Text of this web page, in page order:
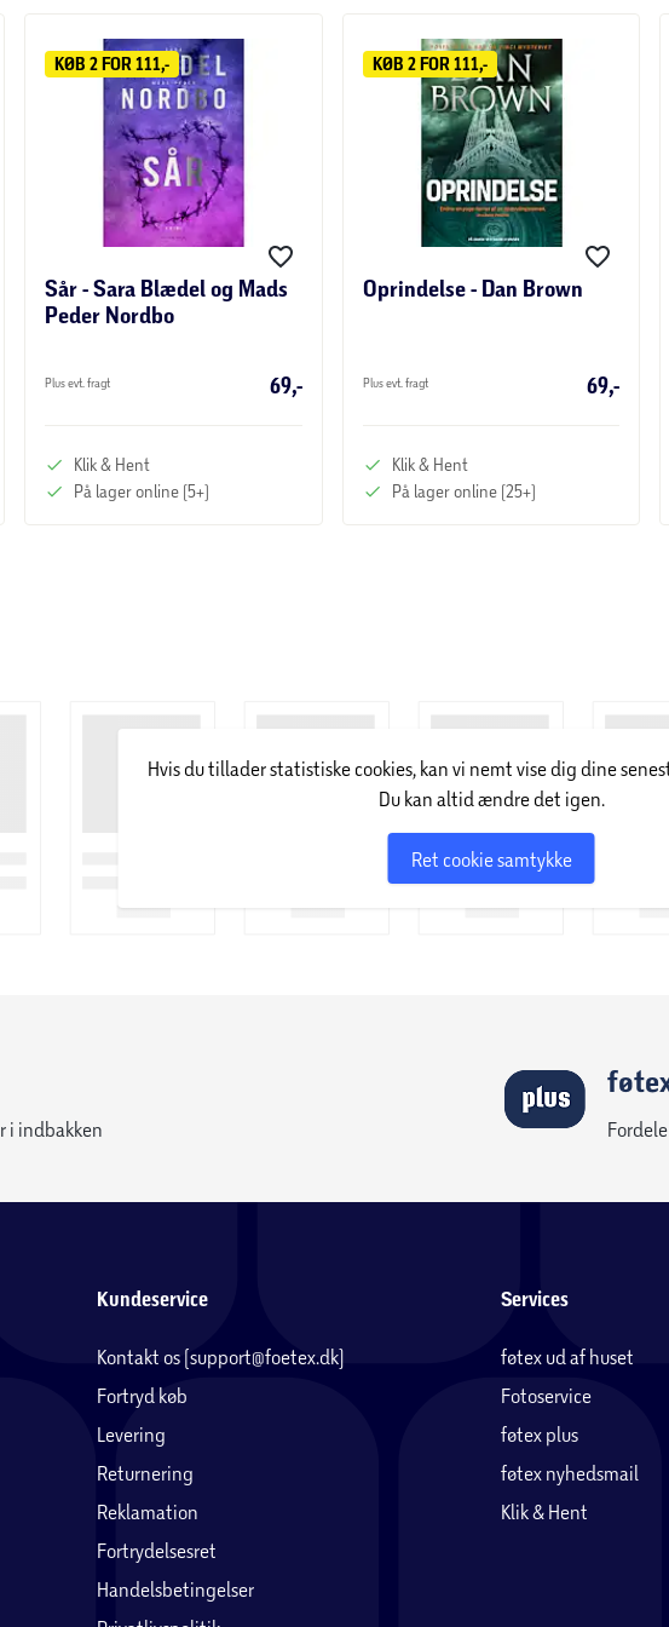
KØB 2 FOR 111,-
Sår - Sara Blædel og Mads
Peder Nordbo
Plus evt. fragt 69,-
Klik & Hent
På lager online (5+)
KØB 2 FOR 111,-
Oprindelse - Dan Brown
Plus evt. fragt 69,-
Klik & Hent
På lager online (25+)
Hvis du tillader statistiske cookies, kan vi nemt vise dig dine
Du kan altid ændre det igen.
Ret cookie samtykke
i indbakken
Kundeservice
Kontakt os (support@foetex.dk)
Fortryd køb
Levering
Returnering
Reklamation
Fortrydelsesret
Handelsbetingelser
Services
føtex ud af huset
Fotoservice
føtex plus
føtex nyhedsmail
Klik & Hent